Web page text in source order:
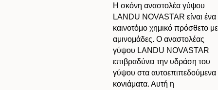
Η σκόνη αναστολέα γύψου
LANDU NOVASTAR είναι ένα
καινοτόμο χημικό πρόσθετο με
αμινομάδες. Ο αναστολέας
γύψου LANDU NOVASTAR
επιβραδύνει την υδράση του
γύψου στα αυτοεπιπεδούμενα
κονιάματα. Αυτή η